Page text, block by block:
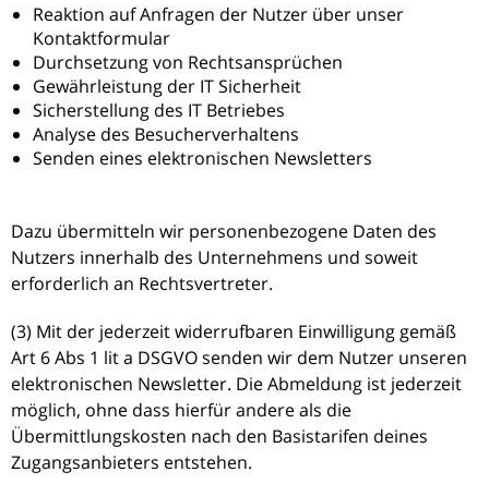
Reaktion auf Anfragen der Nutzer über unser
Kontaktformular
Durchsetzung von Rechtsansprüchen
Gewährleistung der IT Sicherheit
Sicherstellung des IT Betriebes
Analyse des Besucherverhaltens
Senden eines elektronischen Newsletters
Dazu übermitteln wir personenbezogene Daten des
Nutzers innerhalb des Unternehmens und soweit
erforderlich an Rechtsvertreter.
(3) Mit der jederzeit widerrufbaren Einwilligung gemäß
Art 6 Abs 1 lit a DSGVO senden wir dem Nutzer unseren
elektronischen Newsletter. Die Abmeldung ist jederzeit
möglich, ohne dass hierfür andere als die
Übermittlungskosten nach den Basistarifen deines
Zugangsanbieters entstehen.